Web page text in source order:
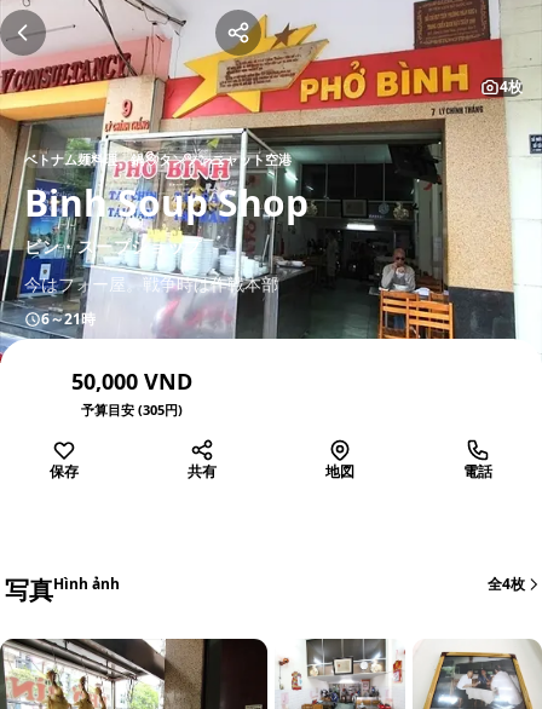
4枚
ベトナム麺料理、鍋 タンソンニャット空港
Binh Soup Shop
ビン・スープショップ
今はフォー屋。戦争時は作戦本部
6～21時
50,000 VND
予算目安 (305円)
保存 共有 地図 電話
写真Hình ảnh 全4枚